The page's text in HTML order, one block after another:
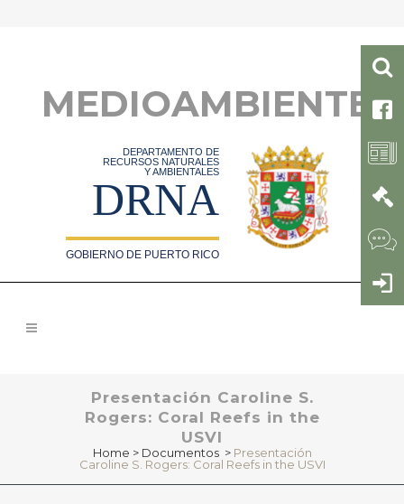
MEDIOAMBIENTE
DEPARTAMENTO DE
RECURSOS NATURALES
Y AMBIENTALES
DRNA
GOBIERNO DE PUERTO RICO
Presentación Caroline S.
Rogers: Coral Reefs in the
USVI
Home > Documentos > Presentación
Caroline S. Rogers: Coral Reefs in the USVI